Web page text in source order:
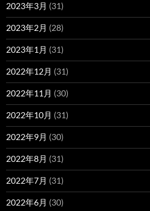
2023年3月 (31)
2023年2月 (28)
2023年1月 (31)
2022年12月 (31)
2022年11月 (30)
2022年10月 (31)
2022年9月 (30)
2022年8月 (31)
2022年7月 (31)
2022年6月 (30)